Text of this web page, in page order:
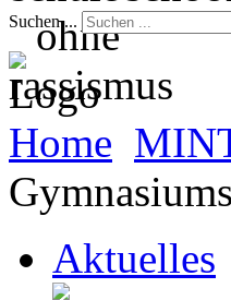
Suchen ...
Home
Aktuelles